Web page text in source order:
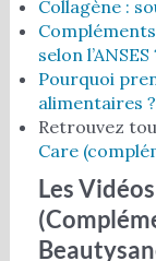
Collagène :
selon l’ANSES
Pourquoi
alimentaires ?
Retrouvez
Care
Les